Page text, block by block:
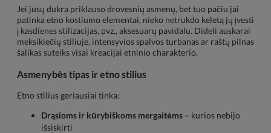
Jei jūsų dukra priklauso drovesnių asmenų, bet tuo pačiu jai
patinka etno kostiumo elementai, nieko netrukdo keletą jų įvesti
į kasdienes stilizacijas, pvz., aksesuarų pavidalu. Dideli auskarai
meksikiečių stiliuje, intensyvios spalvos turbanas ar raštų pilnas
šalikas suteiks visai kreacijai etninio charakterio.
Asmenybės tipas ir etno stilius
Etno stilius geriausiai tinka:
Drąsioms ir kūrybiškoms mergaitėms – kurios nebijo
išsiskirti